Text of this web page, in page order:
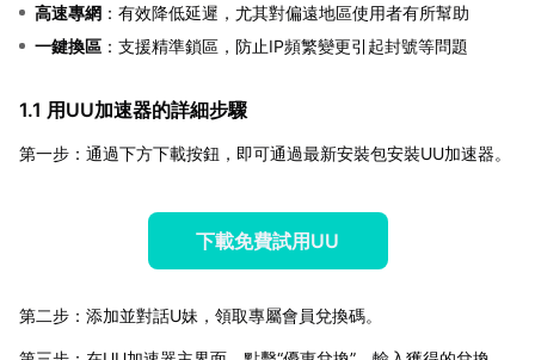
高速專網 ：有效降低延遲，尤其對偏遠地區使用者有所幫助
一鍵換區 ：支援精準鎖區，防止IP頻繁變更引起封號等問題
1.1 用UU加速器的詳細步驟
第一步：通過下方下載按鈕，即可通過最新安裝包安裝UU加速器。
下載免費試用UU
第二步：添加並對話U妹，領取專屬會員兌換碼。